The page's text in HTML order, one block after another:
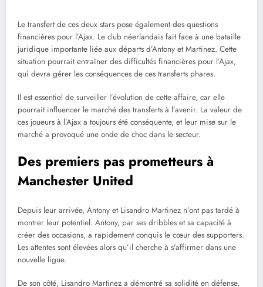
Le transfert de ces deux stars pose également des questions
financières pour l’Ajax. Le club néerlandais fait face à une bataille
juridique importante liée aux départs d’Antony et Martinez. Cette
situation pourrait entraîner des difficultés financières pour l’Ajax,
qui devra gérer les conséquences de ces transferts phares.
Il est essentiel de surveiller l’évolution de cette affaire, car elle
pourrait influencer le marché des transferts à l’avenir. La valeur de
ces joueurs à l’Ajax a toujours été conséquente, et leur mise sur le
marché a provoqué une onde de choc dans le secteur.
Des premiers pas prometteurs à
Manchester United
Depuis leur arrivée, Antony et Lisandro Martinez n’ont pas tardé à
montrer leur potentiel. Antony, par ses dribbles et sa capacité à
créer des occasions, a rapidement conquis le cœur des supporters.
Les attentes sont élevées alors qu’il cherche à s’affirmer dans une
nouvelle ligue.
De son côté, Lisandro Martinez a démontré sa solidité en défense,